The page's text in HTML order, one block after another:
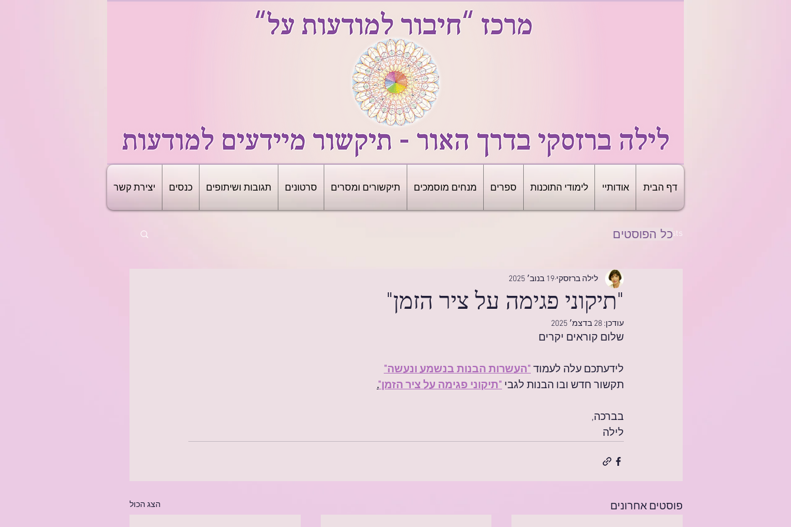
דף הבית אודותיי לימודי התוכנות ספרים מנחים מוסמכים תיקשורים ומסרים סרטונים תגובות ושיתופים כנסים יצירת קשר
All Posts
"תיקוני פגימה על ציר הזמן"
לילה ברזסקי 19 בנוב׳ 2025
עודכן: 28 בדצמ׳ 2025
שלום קוראים יקרים
לידעתכם עלה לעמוד "העשרות הבנות בנשמע ונעשה"
תקשור חדש ובו הבנות לגבי "תיקוני פגימה על ציר הזמן".
בברכה,
לילה
פוסטים אחרונים הצג הכול
כל הפוסטים